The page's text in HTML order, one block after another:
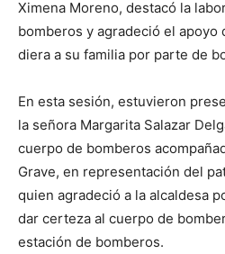
Ximena Moreno, destacó la
bomberos y agradeció el apoyo
diera a su familia por parte de
En esta sesión, estuvieron
la señora Margarita Salazar
cuerpo de bomberos
Grave, en representación del
quien agradeció a la alcaldesa
dar certeza al cuerpo de
estación de bomberos.